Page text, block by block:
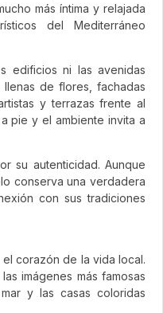
más íntima y relajada
del Mediterráneo
edificios ni las avenidas
de flores, fachadas
y terrazas frente al
pie y el ambiente invita a
su autenticidad. Aunque
conserva una verdadera
con sus tradiciones
corazón de la vida local.
imágenes más famosas
y las casas coloridas